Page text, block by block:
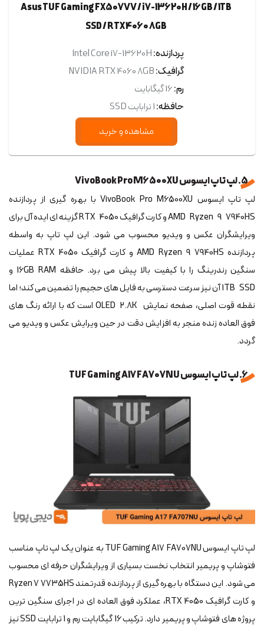
Asus TUF Gaming FX507VV / i7-13620H / 16GB / 1TB
SSD / RTX 4060 8GB
پردازنده:Intel Core i7-13620H
گرافیک:NVIDIA RTX 4060 8GB
رم:16 گیگابایت
حافظه:1 ترابایت SSD
مشاهده و خرید
5. لپ تاپ ایسوس VivoBook Pro M6500XU
لپ تاپ ایسوس VivoBook Pro M6500XU با بهره گیری از پردازنده
AMD Ryzen 9 7940HS و کارت گرافیک RTX 4050 گزینه ای ایده آل برای
ویرایشگران عکس و ویدیو محسوب می شود. این لپ تاپ به واسطه
پردازنده AMD Ryzen 9 7940HS و کارت گرافیک RTX 4050 عملیات
سنگین رندرینگ را با کیفیت بالا پیش می برد. حافظه 16GB RAM و
1TB SSD آن نیز سرعت دسترسی به فایل های حجیم را تضمین می کند؛ اما
نقطه قوت اصلی، صفحه نمایش OLED 2.8K است که با ارائه رنگ های
فوق العاده زنده منجر به افزایش دقت در حین ویرایش عکس و ویدیو می
گردد.
6. لپ تاپ ایسوس TUF Gaming A17 FA707NU
لپ تاپ ایسوس TUF Gaming A17 FA707NU به عنوان یک لپ تاپ مناسب
فتوشاپ و پریمیر انتخاب نخست بسیاری از ویرایشگران حرفه ای محسوب
می شود. این دستگاه با بهره گیری از پردازنده قدرتمند Ryzen 7 7735HS
و کارت گرافیک RTX 4050، عملکرد فوق العاده ای در اجرای سنگین ترین
پروژه های فتوشاپ و پریمیر دارد. ترکیب 16 گیگابایت رم و 1 ترابایت SSD نیز